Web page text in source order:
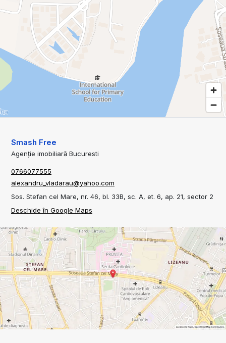
Smash Free
Agenție imobiliară Bucuresti
0766077555
alexandru_vladarau@yahoo.com
Sos. Stefan cel Mare, nr. 46, bl. 33B, sc. A, et. 6, ap. 21, sector 2
Deschide în Google Maps